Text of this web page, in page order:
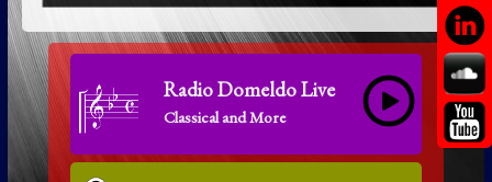
Radio Domeldo Live
Classical and More